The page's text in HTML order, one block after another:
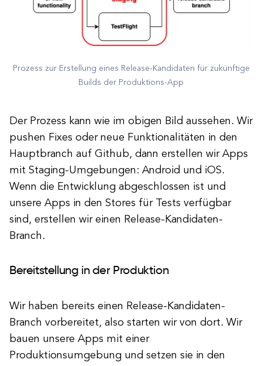
Prozess zur Erstellung eines Release-Kandidaten für zukünftige
Builds der Produktions-App
Der Prozess kann wie im obigen Bild aussehen. Wir
pushen Fixes oder neue Funktionalitäten in den
Hauptbranch auf Github, dann erstellen wir Apps
mit Staging-Umgebungen: Android und iOS.
Wenn die Entwicklung abgeschlossen ist und
unsere Apps in den Stores für Tests verfügbar
sind, erstellen wir einen Release-Kandidaten-
Branch.
Bereitstellung in der Produktion
Wir haben bereits einen Release-Kandidaten-
Branch vorbereitet, also starten wir von dort. Wir
bauen unsere Apps mit einer
Produktionsumgebung und setzen sie in den